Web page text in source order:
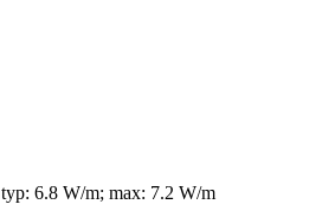
typ: 6.8 W/m; max: 7.2 W/m